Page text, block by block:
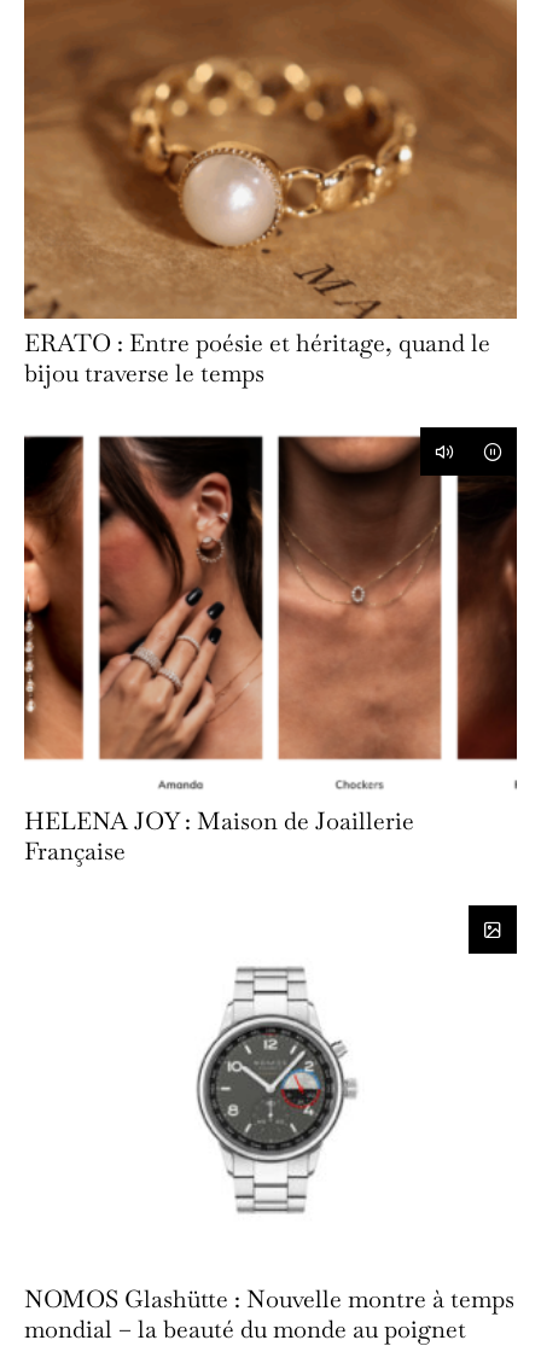
ERATO : Entre poésie et héritage, quand le
bijou traverse le temps
HELENA JOY : Maison de Joaillerie
Française
NOMOS Glashütte : Nouvelle montre à temps
mondial – la beauté du monde au poignet